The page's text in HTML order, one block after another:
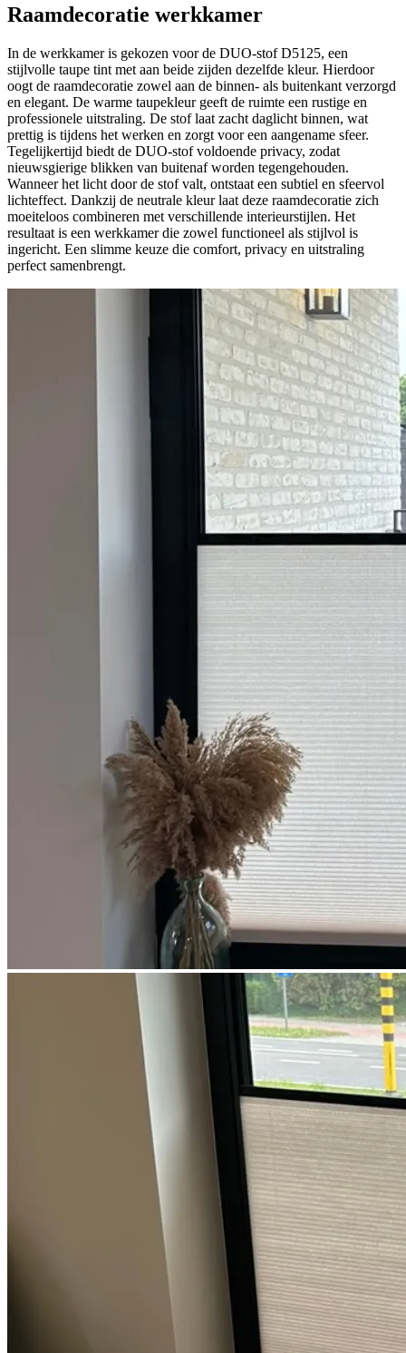
Raamdecoratie werkkamer
In de werkkamer is gekozen voor de DUO-stof D5125, een
stijlvolle taupe tint met aan beide zijden dezelfde kleur. Hierdoor
oogt de raamdecoratie zowel aan de binnen- als buitenkant verzorgd
en elegant. De warme taupekleur geeft de ruimte een rustige en
professionele uitstraling. De stof laat zacht daglicht binnen, wat
prettig is tijdens het werken en zorgt voor een aangename sfeer.
Tegelijkertijd biedt de DUO-stof voldoende privacy, zodat
nieuwsgierige blikken van buitenaf worden tegengehouden.
Wanneer het licht door de stof valt, ontstaat een subtiel en sfeervol
lichteffect. Dankzij de neutrale kleur laat deze raamdecoratie zich
moeiteloos combineren met verschillende interieurstijlen. Het
resultaat is een werkkamer die zowel functioneel als stijlvol is
ingericht. Een slimme keuze die comfort, privacy en uitstraling
perfect samenbrengt.